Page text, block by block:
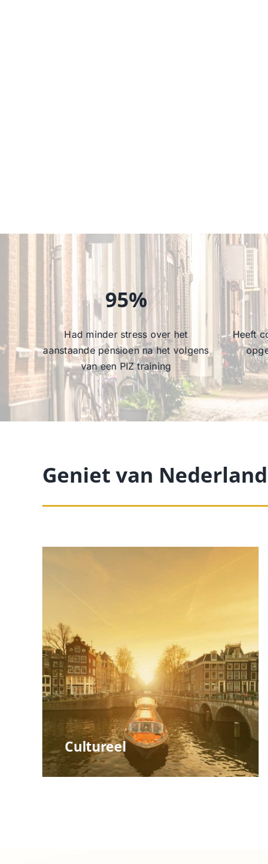
95%
Had minder stress over het
aanstaande pensioen na het volgens
van een PIZ training
Heeft
Geniet van
Cultureel